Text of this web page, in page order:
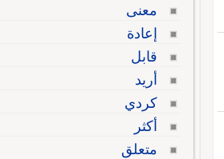
معنى
إعادة
قابل
أريد
كردي
أكثر
متعلق